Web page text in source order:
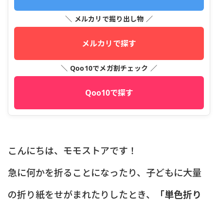
＼ メルカリで掘り出し物 ／
メルカリで探す
＼ Qoo10でメガ割チェック ／
Qoo10で探す
こんにちは、モモストアです！
急に何かを折ることになったり、子どもに大量
の折り紙をせがまれたりしたとき、
「単色折り